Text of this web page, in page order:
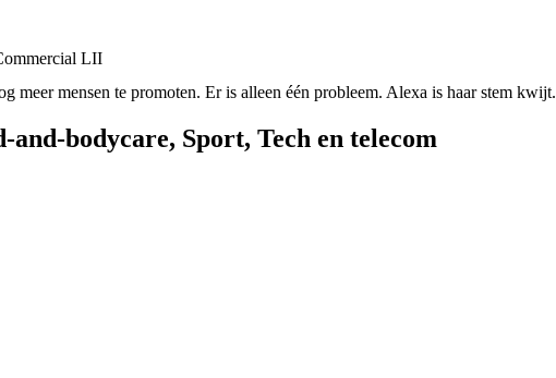
LII
meer mensen te promoten. Er is alleen één probleem. Alexa is haar stem kwijt.
and-bodycare, Sport, Tech en telecom